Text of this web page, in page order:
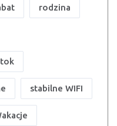
rodzina
stabilne WIFI